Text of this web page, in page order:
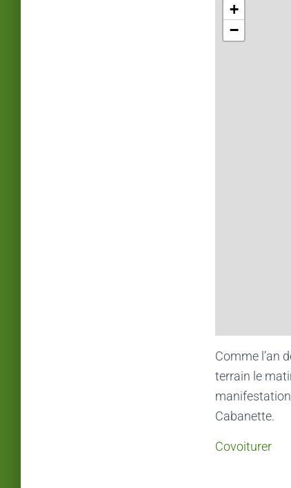
+
−
Comme l’an
terrain le
Cabanette.
Covoiturer